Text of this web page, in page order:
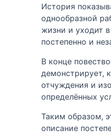
История
однообразной
жизни и уходит
постепенно и
В конце
демонстрирует,
отчуждения и
определённых
Таким образом,
описание